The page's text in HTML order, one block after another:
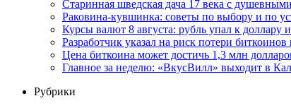
Старинная шведская дача 17 века с
Раковина-кувшинка: советы по выбору и по
Курсы валют 8 августа: рубль упал к доллару
Разработчик указал на риск потери биткоинов
Цена биткоина может достичь 1,3 млн
Главное за неделю: «ВкусВилл» выходит в
Рубрики